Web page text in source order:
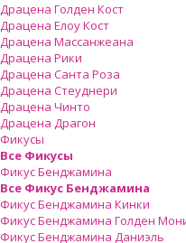
Драцена Голден Кост
Драцена Елоу Кост
Драцена Массанжеана
Драцена Рики
Драцена Санта Роза
Драцена Стеуднери
Драцена Чинто
Драцена Драгон
Фикусы
Все Фикусы
Фикус Бенджамина
Все Фикус Бенджамина
Фикус Бенджамина Кинки
Фикус Бенджамина Голден
Фикус Бенджамина Даниэль